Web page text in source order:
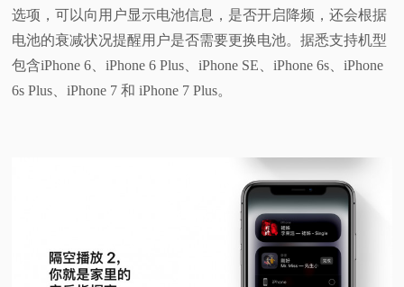
普
验
选项，可以向用户显示电池信息，是否开启降频，还会根据
电池的衰减状况提醒用户是否需要更换电池。据悉支持机型
包含iPhone 6、iPhone 6 Plus、iPhone SE、iPhone 6s、iPhone
6s Plus、iPhone 7 和 iPhone 7 Plus。